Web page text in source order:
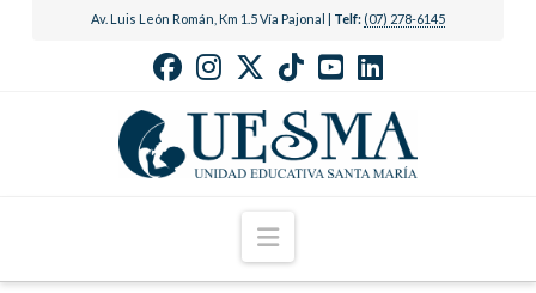
Av. Luis León Román, Km 1.5 Vía Pajonal | Telf: (07) 278-6145
Navigation